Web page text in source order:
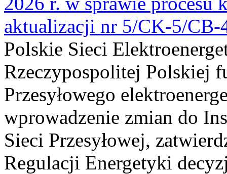
aktualizacji nr 5/CK-5/CB-
Polskie Sieci
Rzeczypospolitej Polskiej
Przesyłowego
wprowadzenie zmian do
Sieci Przesyłowej,
Regulacji Energetyki